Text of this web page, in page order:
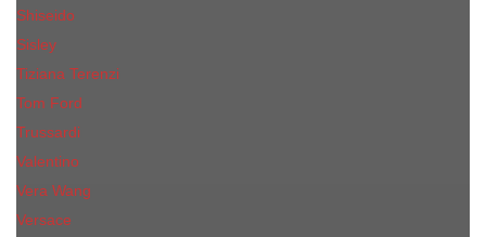
Shiseido
Sisley
Tiziana Terenzi
Tom Ford
Trussardi
Valentino
Vera Wang
Versace